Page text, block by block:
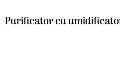
Purificator cu